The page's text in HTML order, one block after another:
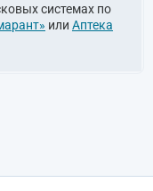
системах по
или Аптека